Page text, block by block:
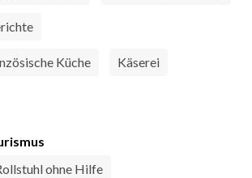
Küche Käserei
ohne Hilfe